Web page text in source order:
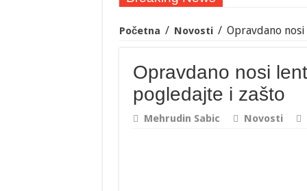
Zanosna Miss
Spektakl u
Početna / Novosti / Opravdano
Opravdano nosi
pogledajte i zašto
Mehrudin Sabic Novosti